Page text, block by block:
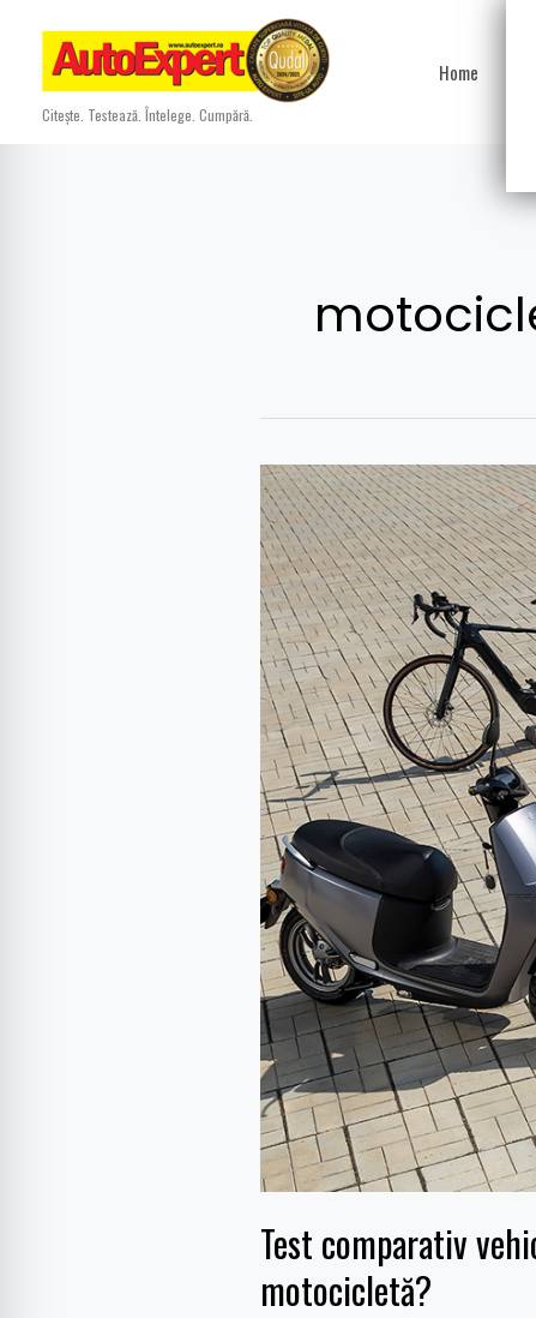
content
Citește. Testează. Întelege. Cumpără.
Home
Test comparativ
motocicletă?
Test
comparativ
vehicule
electrice:
longboard,
trotinetă,
bicicletă,
scuter
sau
motocicletă?